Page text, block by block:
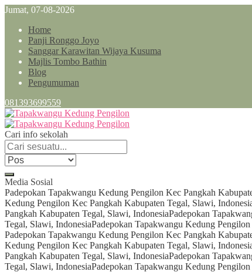
Jumat, 07-08-2026
Home
Panji Ronggo Joyo
Sanggar Karawitan Wijaya Kusuma
Majlis Tombo Bathin
Blog
Pengumuman
081393699559
Cari info sekolah
Media Sosial
Padepokan Tapakwangu Kedung Pengilon Kec Pangkah
Kedung Pengilon Kec Pangkah Kabupaten Tegal, Slawi,
Pangkah Kabupaten Tegal, Slawi, IndonesiaPadepokan
Tegal, Slawi, IndonesiaPadepokan Tapakwangu Kedung
Padepokan Tapakwangu Kedung Pengilon Kec Pangkah
Kedung Pengilon Kec Pangkah Kabupaten Tegal, Slawi,
Pangkah Kabupaten Tegal, Slawi, IndonesiaPadepokan
Tegal, Slawi, IndonesiaPadepokan Tapakwangu Kedung